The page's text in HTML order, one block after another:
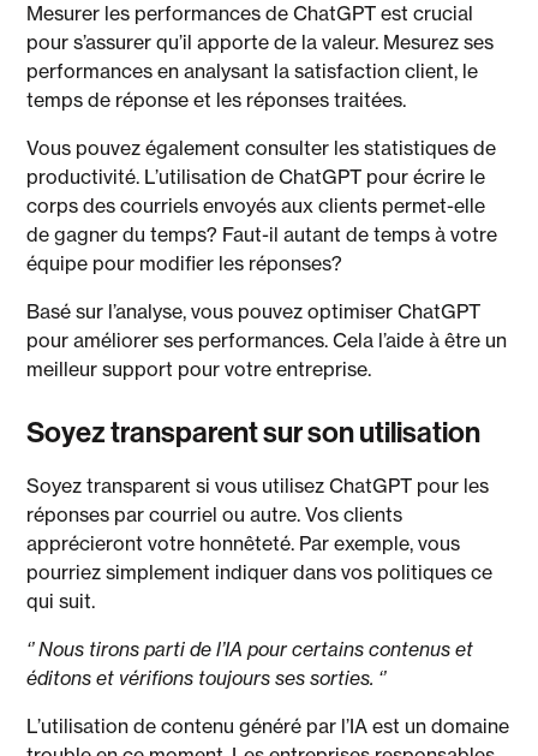
Mesurer les performances de ChatGPT est crucial
pour s’assurer qu’il apporte de la valeur. Mesurez ses
performances en analysant la satisfaction client, le
temps de réponse et les réponses traitées.
Vous pouvez également consulter les statistiques de
productivité. L’utilisation de ChatGPT pour écrire le
corps des courriels envoyés aux clients permet-elle
de gagner du temps? Faut-il autant de temps à votre
équipe pour modifier les réponses?
Basé sur l’analyse, vous pouvez optimiser ChatGPT
pour améliorer ses performances. Cela l’aide à être un
meilleur support pour votre entreprise.
Soyez transparent sur son utilisation
Soyez transparent si vous utilisez ChatGPT pour les
réponses par courriel ou autre. Vos clients
apprécieront votre honnêteté. Par exemple, vous
pourriez simplement indiquer dans vos politiques ce
qui suit.
‘’ Nous tirons parti de l’IA pour certains contenus et
éditons et vérifions toujours ses sorties. ‘’
L’utilisation de contenu généré par l’IA est un domaine